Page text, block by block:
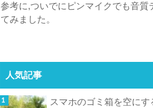
参考に,ついでにピンマイクでも音質
てみました。
人気記事
スマホのゴミ箱を空にす